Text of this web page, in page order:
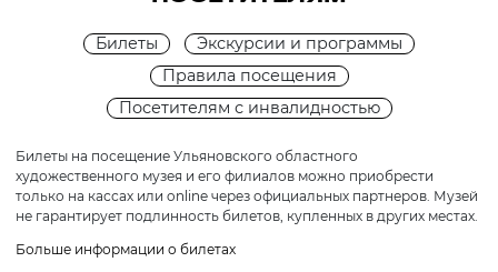
Билеты
Экскурсии и программы
Правила посещения
Посетителям с инвалидностью
Билеты на посещение Ульяновского областного
художественного музея и его филиалов можно приобрести
только на кассах или online через официальных партнеров. Музей
не гарантирует подлинность билетов, купленных в других местах.
Больше информации о билетах